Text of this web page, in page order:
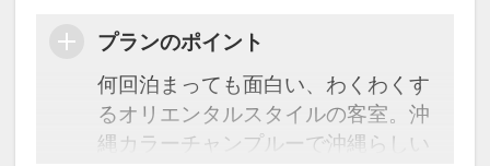
プランのポイント
何回泊まっても面白い、わくわくす
るオリエンタルスタイルの客室。沖
縄カラーチャンプルーで沖縄らしい